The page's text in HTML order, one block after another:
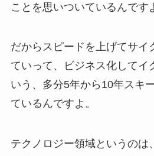
ことを思いついているんです
だからスピードを上げてサイ
ていって、ビジネス化してイ
いう、多分5年から10年スキ
ているんですよ。
テクノロジー領域というのは